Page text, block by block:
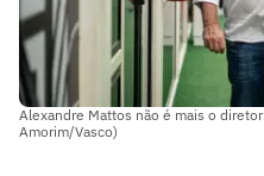
Alexandre Mattos não é mais o
Amorim/Vasco)